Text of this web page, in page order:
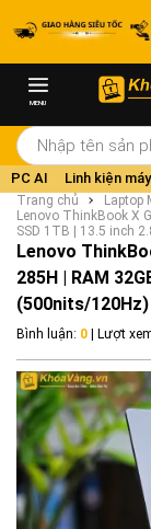
MENU
PC AI Linh kiện
Trang chủ Laptop
Lenovo ThinkBook X
SSD 1TB | 13.5 inch
Lenovo
285H | RAM
(500nits/120Hz)
Bình luận: 0 | Lượt